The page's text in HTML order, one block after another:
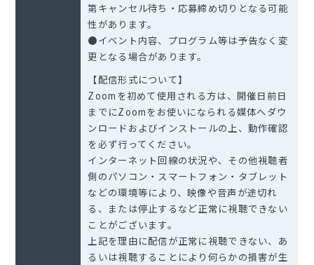
第キャンセル待ち・応募締め切りとなる可能
性があります。
●イベント内容、プログラム等は予告なく変
更となる場合があります。
【配信形式について】
Zoomを初めて使用される方は、開催日前日
までにZoomをお使いになられる媒体へダウ
ンロードおよびインストールの上、動作確認
を必ず行ってください。
インターネット回線の状況や、その他視聴者
側のパソコン・スマートフォン・タブレット
などの環境等により、映像や音声が途切れ
る、または停止するなど正常に視聴できない
ことがございます。
上記を理由に配信が正常に視聴できない、あ
るいは視聴することにより何らかの損害が生